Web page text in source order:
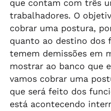
que contam com três
trabalhadores. O
cobrar uma postura,
quanto ao destino dos
temem demissões em
mostrar ao banco que
vamos cobrar uma
que será feito dos
está acontecendo